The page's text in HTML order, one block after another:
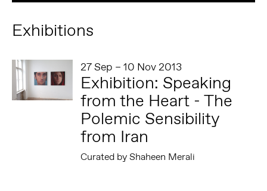
Exhibitions
27 Sep – 10 Nov 2013
Exhibition: Speaking
from the Heart - The
Polemic Sensibility
from Iran
Curated by Shaheen Merali